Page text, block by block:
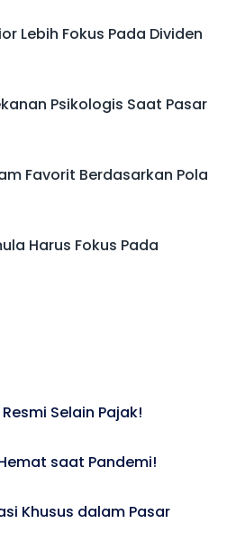
Lebih Fokus Pada Dividen
Psikologis Saat Pasar
Favorit Berdasarkan Pola
Harus Fokus Pada
Selain Pajak!
saat Pandemi!
Khusus dalam Pasar